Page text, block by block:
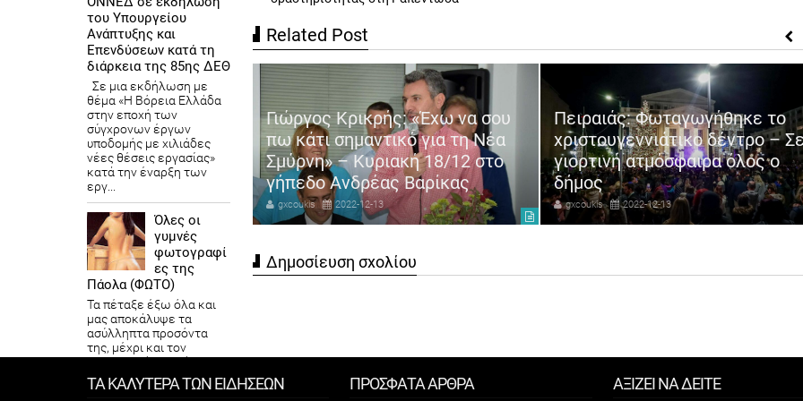
Related Post
Συναυλία
Δήμου Βάρης Βούλας
με κορυφαίους
2022-12-21
Γιώργος Κρικρής: «Έχω να σου
πω κάτι σημαντικό για τη Νέα
Σμύρνη» – Κυριακή 18/12 στο
γήπεδο Ανδρέας Βαρίκας
gxcoukis 2022-12-13
Πειραιάς: Φωταγωγήθηκε το
χριστουγεννιάτικο δέντρο –
γιορτινή ατμόσφαιρα όλος ο
δήμος
gxcoukis 2022-12-13
Δημοσίευση σχολίου
του Υπουργείου
Ανάπτυξης και
Επενδύσεων κατά τη
διάρκεια της 85ης ΔΕΘ
Σε μια εκδήλωση με
θέμα «Η Βόρεια Ελλάδα
στην εποχή των
σύγχρονων έργων
υποδομής με χιλιάδες
νέες θέσεις εργασίας»
κατά την έναρξη των
εργ...
Όλες οι
γυμνές
φωτογραφί
ες της
Πάολα (ΦΩΤΟ)
Τα πέταξε έξω όλα και
μας αποκάλυψε τα
ασύλληπτα προσόντα
της, μέχρι και τον
εσωτερικό της κόσμο, κι
από μπροστά και από
πίσω! Ένα απ...
ΤΑ ΚΑΛΥΤΕΡΑ ΤΩΝ ΕΙΔΗΣΕΩΝ ΠΡΟΣΦΑΤΑ ΑΡΘΡΑ ΑΞΙΖΕΙ ΝΑ ΔΕΙΤΕ